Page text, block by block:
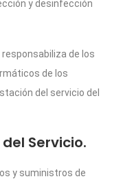
y desinfección
responsabiliza de los
de los
del servicio del
Servicio.
y suministros de